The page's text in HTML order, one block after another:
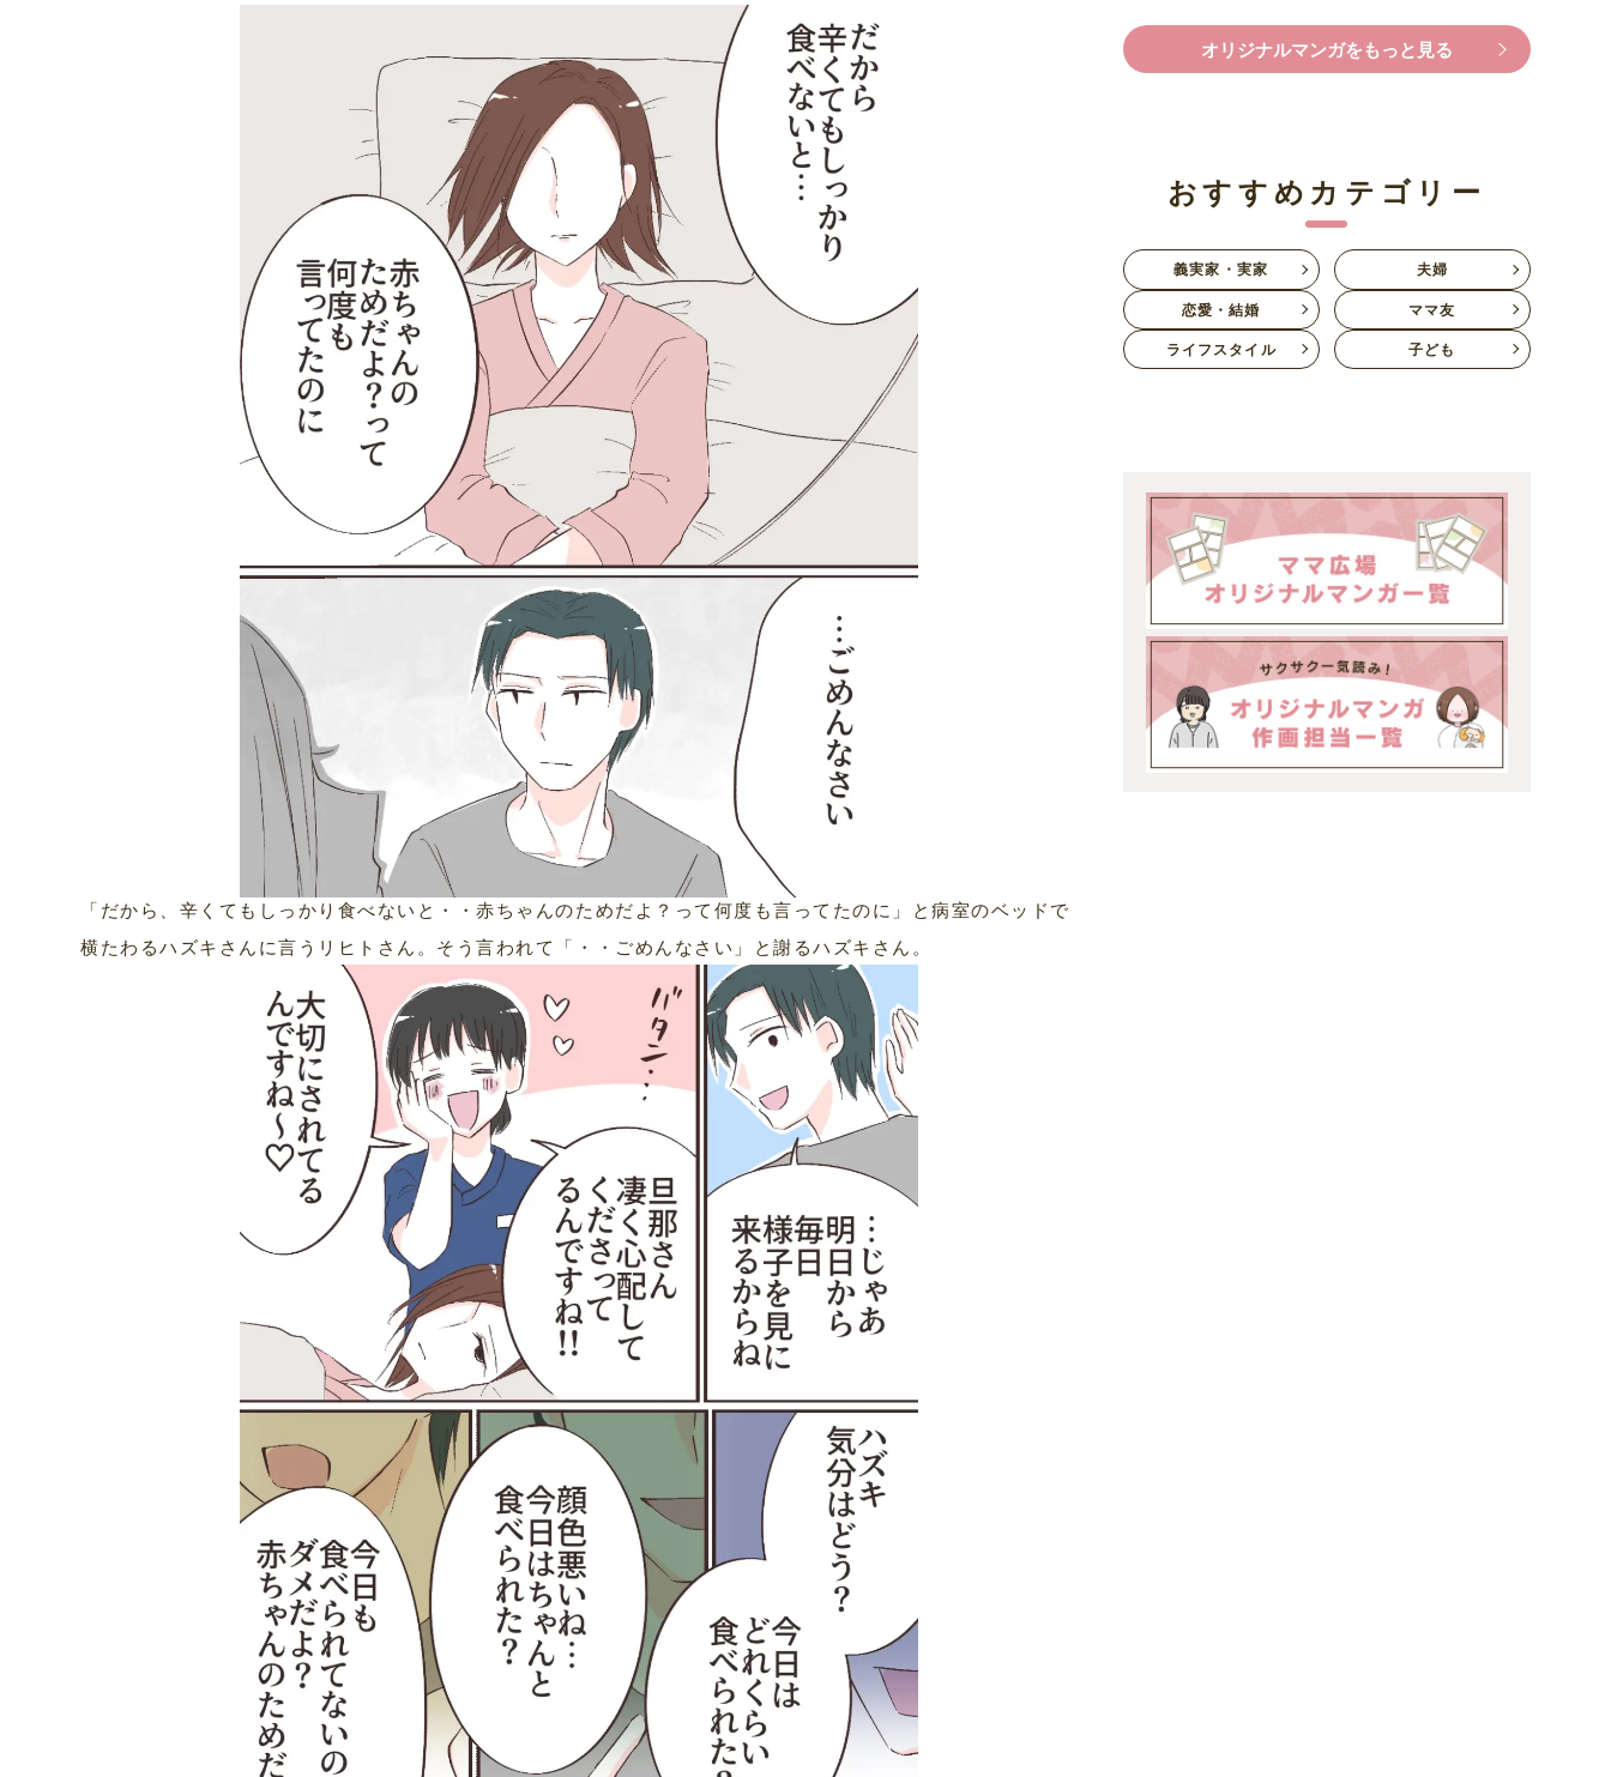
「だから、辛くてもしっかり食べないと・・赤ちゃんのためだよ？って何度も言ってたのに」と病室のベッドで
横たわるハズキさんに言うリヒトさん。そう言われて「・・ごめんなさい」と謝るハズキさん。
オリジナルマンガをもっと見る
おすすめカテゴリー
義実家・実家
夫婦
恋愛・結婚
ママ友
ライフスタイル
子ども